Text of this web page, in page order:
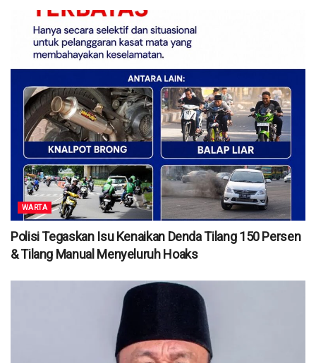
WARTA
Polisi Tegaskan Isu Kenaikan Denda Tilang 150 Persen
& Tilang Manual Menyeluruh Hoaks